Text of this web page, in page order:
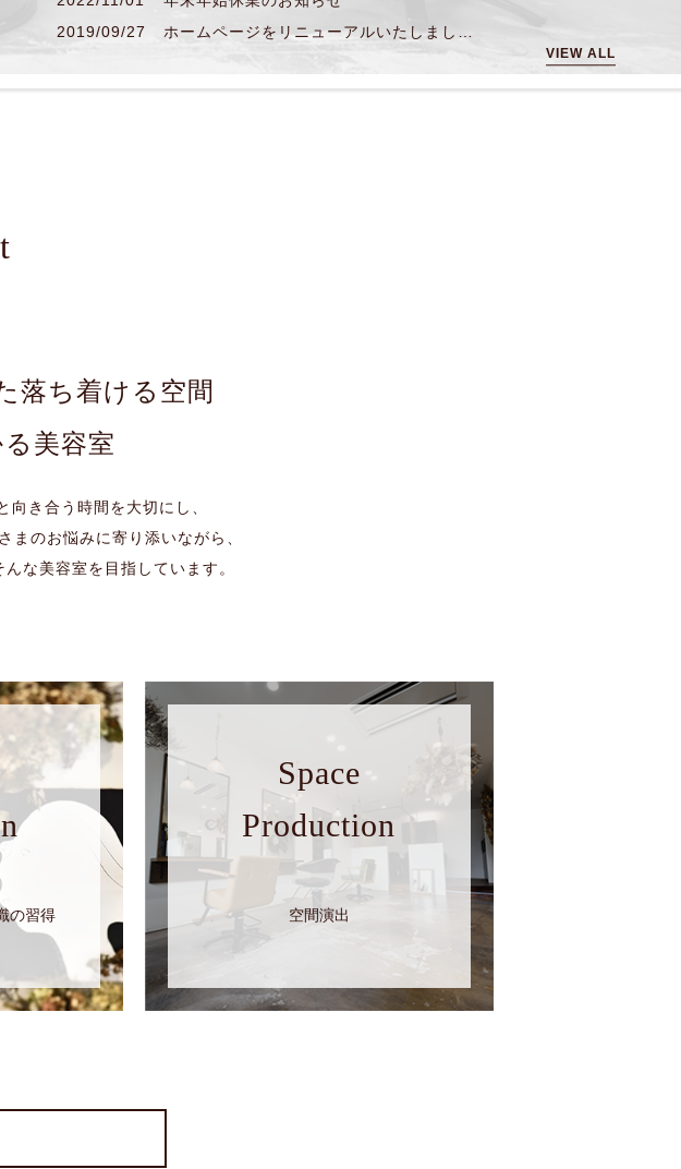
2019/09/27
ホームページをリニューアルいたしました。
VIEW ALL
落ち着ける空間
美容室
き合う時間を大切にし、
まのお悩みに寄り添いながら、
な美容室を目指しています。
の習得
Space
Production
空間演出